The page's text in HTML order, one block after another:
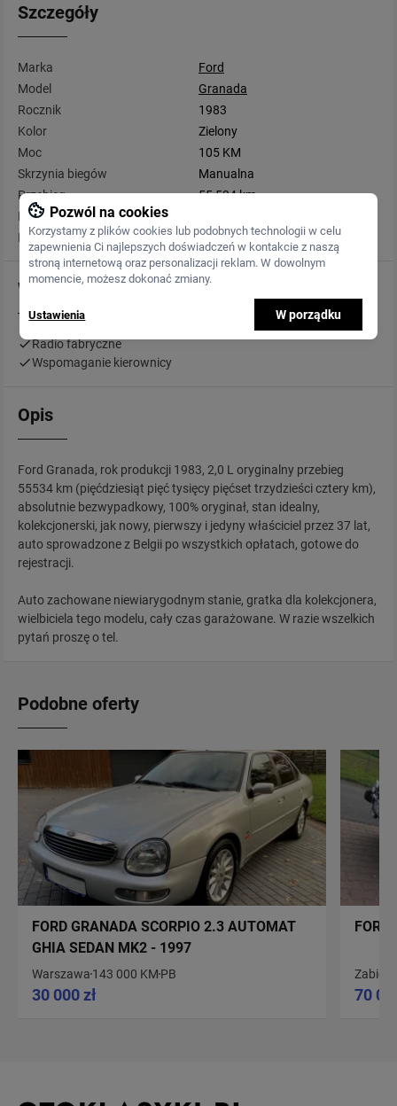
Szczegóły
Marka
Ford
Model
Granada
Rocznik
1983
Kolor
Zielony
Moc
105 KM
Skrzynia biegów
Manualna
Przebieg
55 534 km
Rodzaj paliwa
Pojemność
1 993 cm3
Wyposażenie
Radio fabryczne
Wspomaganie kierownicy
Opis
Ford Granada, rok produkcji 1983, 2,0 L oryginalny przebieg
55534 km (pięćdziesiąt pięć tysięcy pięćset trzydzieści cztery km),
absolutnie bezwypadkowy, 100% oryginał, stan idealny,
kolekcjonerski, jak nowy, pierwszy i jedyny właściciel przez 37 lat,
auto sprowadzone z Belgii po wszystkich opłatach, gotowe do
rejestracji.
Auto zachowane niewiarygodnym stanie, gratka dla kolekcjonera,
wielbiciela tego modelu, cały czas garażowane. W razie wszelkich
pytań proszę o tel.
Podobne oferty
FORD GRANADA SCORPIO 2.3 AUTOMAT
GHIA SEDAN MK2 - 1997
Warszawa 143 000 KM PB
30 000 zł
FORD
70
Pozwól na cookies
Korzystamy z plików cookies lub podobnych technologii w celu
zapewnienia Ci najlepszych doświadczeń w kontakcie z naszą
stroną internetową oraz personalizacji reklam. W dowolnym
momencie, możesz dokonać zmiany.
Ustawienia W porządku